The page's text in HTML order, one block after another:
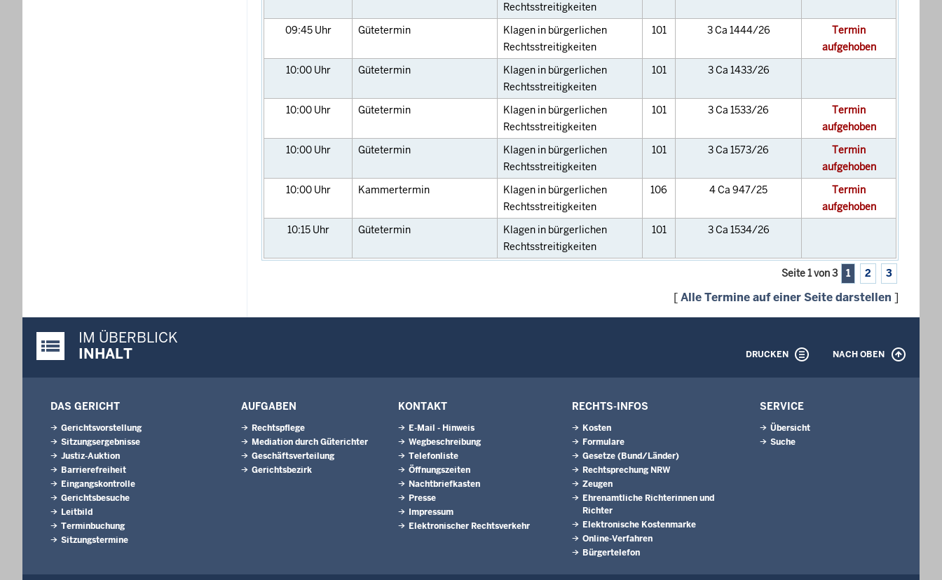
Rechtsstreitigkeiten
09:45 Uhr Gütetermin
Klagen in bürgerlichen
Rechtsstreitigkeiten
101 3 Ca 1444/26
Termin
aufgehoben
10:00 Uhr Gütetermin
Klagen in bürgerlichen
Rechtsstreitigkeiten
101 3 Ca 1433/26
10:00 Uhr Gütetermin
Klagen in bürgerlichen
Rechtsstreitigkeiten
101 3 Ca 1533/26
Termin
aufgehoben
10:00 Uhr Gütetermin
Klagen in bürgerlichen
Rechtsstreitigkeiten
101 3 Ca 1573/26
Termin
aufgehoben
10:00 Uhr Kammertermin
Klagen in bürgerlichen
Rechtsstreitigkeiten
106 4 Ca 947/25
Termin
aufgehoben
10:15 Uhr Gütetermin
Klagen in bürgerlichen
Rechtsstreitigkeiten
101 3 Ca 1534/26
Seite 1 von 3 1 2 3
[Alle Termine auf einer Seite darstellen ]
Justiz-Portal im Überblick:
IM ÜBERBLICK
INHALT
DRUCKEN NACH OBEN
DAS GERICHT
Gerichtsvorstellung
Sitzungsergebnisse
Justiz-Auktion
Barrierefreiheit
Eingangskontrolle
Gerichtsbesuche
Leitbild
Terminbuchung
Sitzungstermine
AUFGABEN
Rechtspflege
Mediation durch Güterichter
Geschäftsverteilung
Gerichtsbezirk
KONTAKT
E-Mail - Hinweis
Wegbeschreibung
Telefonliste
Öffnungszeiten
Nachtbriefkasten
Presse
Impressum
Elektronischer Rechtsverkehr
RECHTS-INFOS
Kosten
Formulare
Gesetze (Bund/Länder)
Rechtsprechung NRW
Zeugen
Ehrenamtliche Richterinnen und
Richter
Elektronische Kostenmarke
Online-Verfahren
Bürgertelefon
SERVICE
Übersicht
Suche